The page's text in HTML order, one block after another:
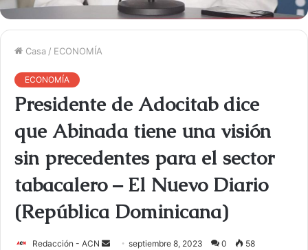
Casa / ECONOMÍA
ECONOMÍA
Presidente de Adocitab dice
que Abinada tiene una visión
sin precedentes para el sector
tabacalero – El Nuevo Diario
(República Dominicana)
Redacción - ACN septiembre 8, 2023 0 58